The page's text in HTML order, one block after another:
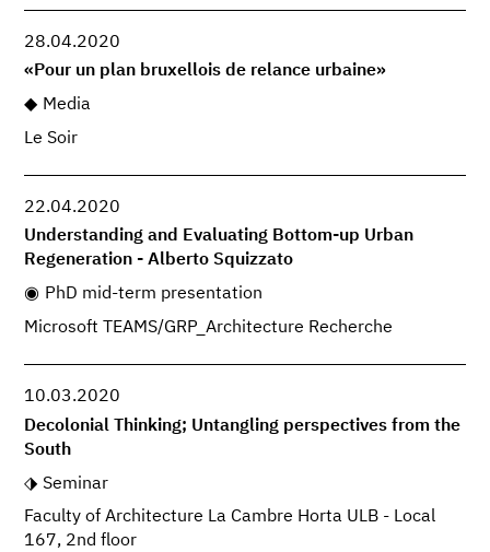
28.04.2020
«Pour un plan bruxellois de relance urbaine»
Media
Le Soir
22.04.2020
Understanding and Evaluating Bottom-up Urban
Regeneration - Alberto Squizzato
PhD mid-term presentation
Microsoft TEAMS/GRP_Architecture Recherche
10.03.2020
Decolonial Thinking; Untangling perspectives from the
South
Seminar
Faculty of Architecture La Cambre Horta ULB - Local
167, 2nd floor